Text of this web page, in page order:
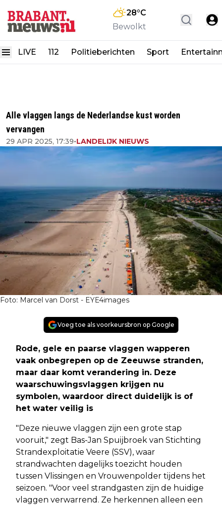
28°C
Bewolkt
LIVE 112 Politieberichten Sport
Alle vlaggen langs de Nederlandse kust worden
vervangen
29 APR 2025, 17:39•LANDELIJK NIEUWS
Foto: Marcel van Dorst - EYE4images
Voeg toe als voorkeursbron op Google
Rode, gele en paarse vlaggen wapperen
vaak onbegrepen op de Zeeuwse stranden,
maar daar komt verandering in. Deze
waarschuwingsvlaggen krijgen nu
symbolen, waardoor direct duidelijk is of
het water veilig is
"Deze nieuwe vlaggen zijn een grote stap
vooruit," zegt Bas-Jan Spuijbroek van Stichting
Strandexploitatie Veere (SSV), waar
strandwachten dagelijks toezicht houden
tussen Vlissingen en Vrouwenpolder tijdens het
seizoen. "Voor veel strandgasten zijn de huidige
vlaggen verwarrend. Ze herkennen alleen een